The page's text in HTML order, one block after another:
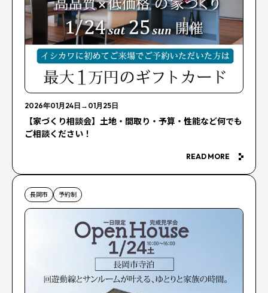
2026年01月24日 → 01月25日
【家づくり相談会】土地・間取り・予算・性能など何でも
ご相談ください！
READ MORE
長岡市 予約制